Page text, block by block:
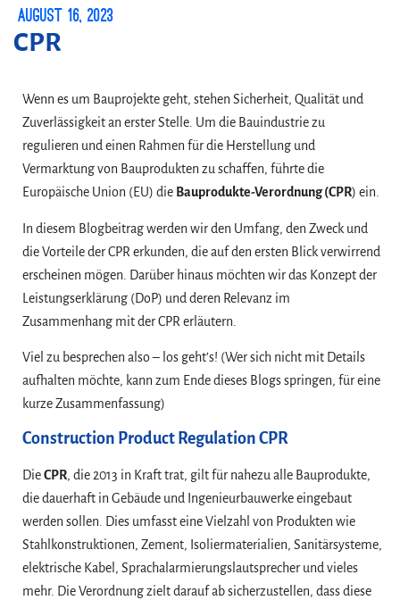
August 16, 2023
CPR
Wenn es um Bauprojekte geht, stehen Sicherheit, Qualität und
Zuverlässigkeit an erster Stelle. Um die Bauindustrie zu
regulieren und einen Rahmen für die Herstellung und
Vermarktung von Bauprodukten zu schaffen, führte die
Europäische Union (EU) die Bauprodukte-Verordnung (CPR) ein.
In diesem Blogbeitrag werden wir den Umfang, den Zweck und
die Vorteile der CPR erkunden, die auf den ersten Blick verwirrend
erscheinen mögen. Darüber hinaus möchten wir das Konzept der
Leistungserklärung (DoP) und deren Relevanz im
Zusammenhang mit der CPR erläutern.
Viel zu besprechen also – los geht’s! (Wer sich nicht mit Details
aufhalten möchte, kann zum Ende dieses Blogs springen, für eine
kurze Zusammenfassung)
Construction Product Regulation CPR
DieCPR, die 2013 in Kraft trat, gilt für nahezu alle Bauprodukte,
die dauerhaft in Gebäude und Ingenieurbauwerke eingebaut
werden sollen. Dies umfasst eine Vielzahl von Produkten wie
Stahlkonstruktionen, Zement, Isoliermaterialien, Sanitärsysteme,
elektrische Kabel, Sprachalarmierungslautsprecher und vieles
mehr. Die Verordnung zielt darauf ab sicherzustellen, dass diese